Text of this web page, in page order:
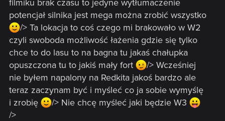
filmiku brak czasu to jedyne wytłumaczenie
potencjał silnika jest mega można zrobić wszystko
/> Ta lokacja to coś czego mi brakowało w W2
czyli swoboda możliwość łażenia gdzie się tylko
chce to do lasu to na bagna tu jakaś chałupka
opuszczona tu to jakiś mały fort
/> Wcześniej
nie byłem napalony na Redkita jakoś bardzo ale
teraz zaczynam być i myśleć co ja sobie wymyślę
i zrobię
/> Nie chcę myśleć jaki będzie W3
/>